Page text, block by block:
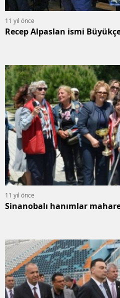
11 yıl önce
Recep Alpaslan ismi
11 yıl önce
Sinanobalı hanımlar